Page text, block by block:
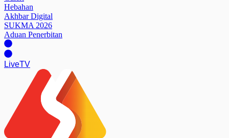
Hebahan
Akhbar Digital
SUKMA 2026
Aduan Penerbitan
LiveTV